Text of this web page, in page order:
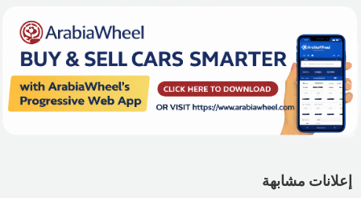
إعلانات مشابهة